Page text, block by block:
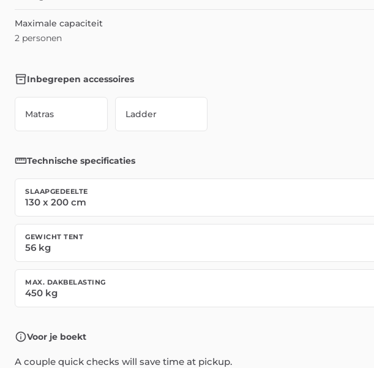
Maximale capaciteit
2 personen
Inbegrepen accessoires
Matras Ladder
Technische specificaties
SLAAPGEDEELTE
130 x 200 cm
GEWICHT TENT
56 kg
MAX. DAKBELASTING
450 kg
Voor je boekt
A couple quick checks will save time at pickup.